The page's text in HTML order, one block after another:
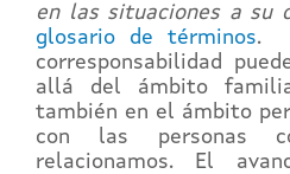
en las situaciones a su
glosario de términos.
corresponsabilidad
allá del ámbito
también en el ámbito
con las personas
relacionamos. El